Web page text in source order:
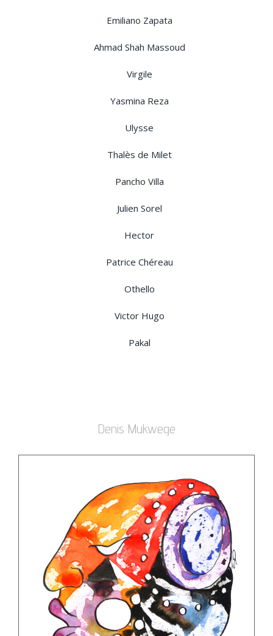
Denis Mukwege
Emiliano Zapata
Ahmad Shah Massoud
Virgile
Yasmina Reza
Ulysse
Thalès de Milet
Pancho Villa
Julien Sorel
Hector
Patrice Chéreau
Othello
Victor Hugo
Pakal